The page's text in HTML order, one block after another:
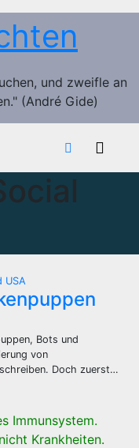
und zweifle an
(André Gide)
USA
Bots und
von
Doch zuerst…
Immunsystem.
Krankheiten.